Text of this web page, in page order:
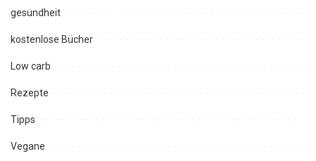
gesundheit
kostenlose Bücher
Low carb
Rezepte
Tipps
Vegane